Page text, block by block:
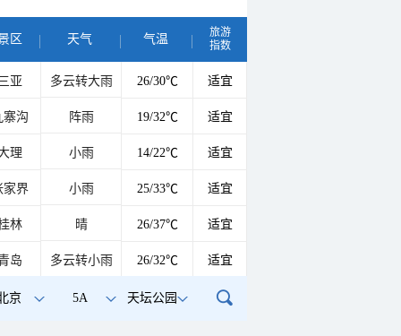
区 天气 气温
旅游
指数
亚 多云转大雨 26/30℃ 适宜
寨沟 阵雨 19/32℃ 适宜
理 小雨 14/22℃ 适宜
家界 小雨 25/33℃ 适宜
林 晴 26/37℃ 适宜
岛 多云转小雨 26/32℃ 适宜
京 5A 天坛公园